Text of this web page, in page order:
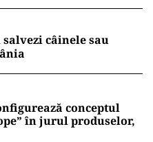
salvezi câinele sau
conceptul
în jurul produselor,